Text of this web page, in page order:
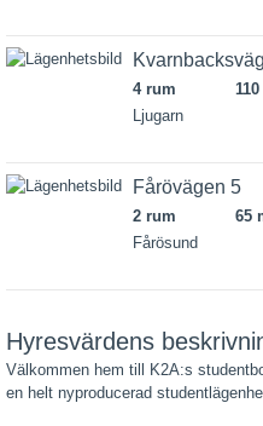
4 rum
Ljugarn
Fårövägen 5
2 rum 65
Fårösund
Hyresvärdens
Välkommen hem till K2A:s
en helt nyproducerad